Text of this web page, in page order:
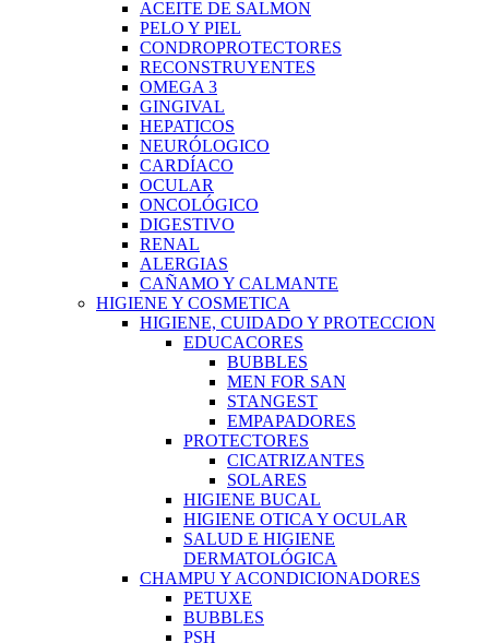
ACEITE DE SALMON
PELO Y PIEL
CONDROPROTECTORES
RECONSTRUYENTES
OMEGA 3
GINGIVAL
HEPATICOS
NEURÓLOGICO
CARDÍACO
OCULAR
ONCOLÓGICO
DIGESTIVO
RENAL
ALERGIAS
CAÑAMO Y CALMANTE
HIGIENE Y COSMETICA
HIGIENE, CUIDADO Y PROTECCION
EDUCACORES
BUBBLES
MEN FOR SAN
STANGEST
EMPAPADORES
PROTECTORES
CICATRIZANTES
SOLARES
HIGIENE BUCAL
HIGIENE OTICA Y OCULAR
SALUD E HIGIENE
DERMATOLÓGICA
CHAMPU Y ACONDICIONADORES
PETUXE
BUBBLES
PSH